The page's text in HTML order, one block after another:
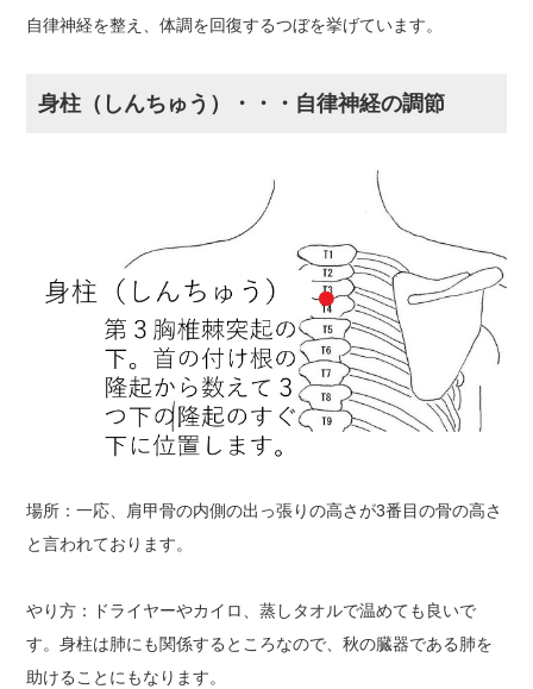
自律神経を整え、体調を回復するつぼを挙げています。
身柱（しんちゅう）・・・自律神経の調節
場所：一応、肩甲骨の内側の出っ張りの高さが3番目の骨の高さ
と言われております。
やり方：ドライヤーやカイロ、蒸しタオルで温めても良いで
す。身柱は肺にも関係するところなので、秋の臓器である肺を
助けることにもなります。